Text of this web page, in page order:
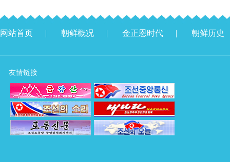
网站首页 | 朝鲜概况 | 金正恩时代 | 朝鲜历史
友情链接